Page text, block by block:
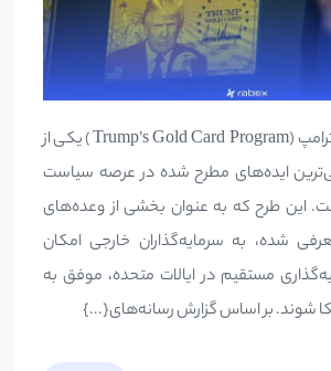
برنامه کارت طلایی ترامپ (Trump’s Gold Card Program) یکی از
ایده‌های مطرح شده در عرصه سیاست
این طرح که به عنوان بخشی از وعده‌های
شده، به سرمایه‌گذاران خارجی امکان
مستقیم در ایالات متحده، موفق به
شوند. بر اساس گزارش رسانه‌های{...}